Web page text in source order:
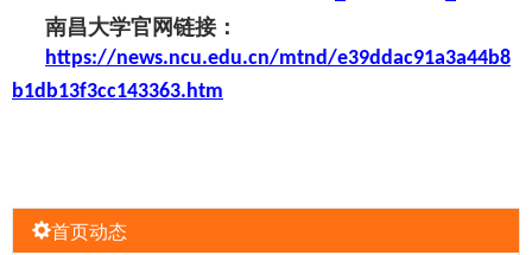
南昌大学官网链接：
https://news.ncu.edu.cn/mtnd/e39ddac91a3a44b8
b1db13f3cc143363.htm
首页动态